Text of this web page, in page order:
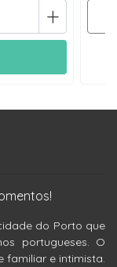
+
do Porto que
portugueses. O
familiar e intimista.